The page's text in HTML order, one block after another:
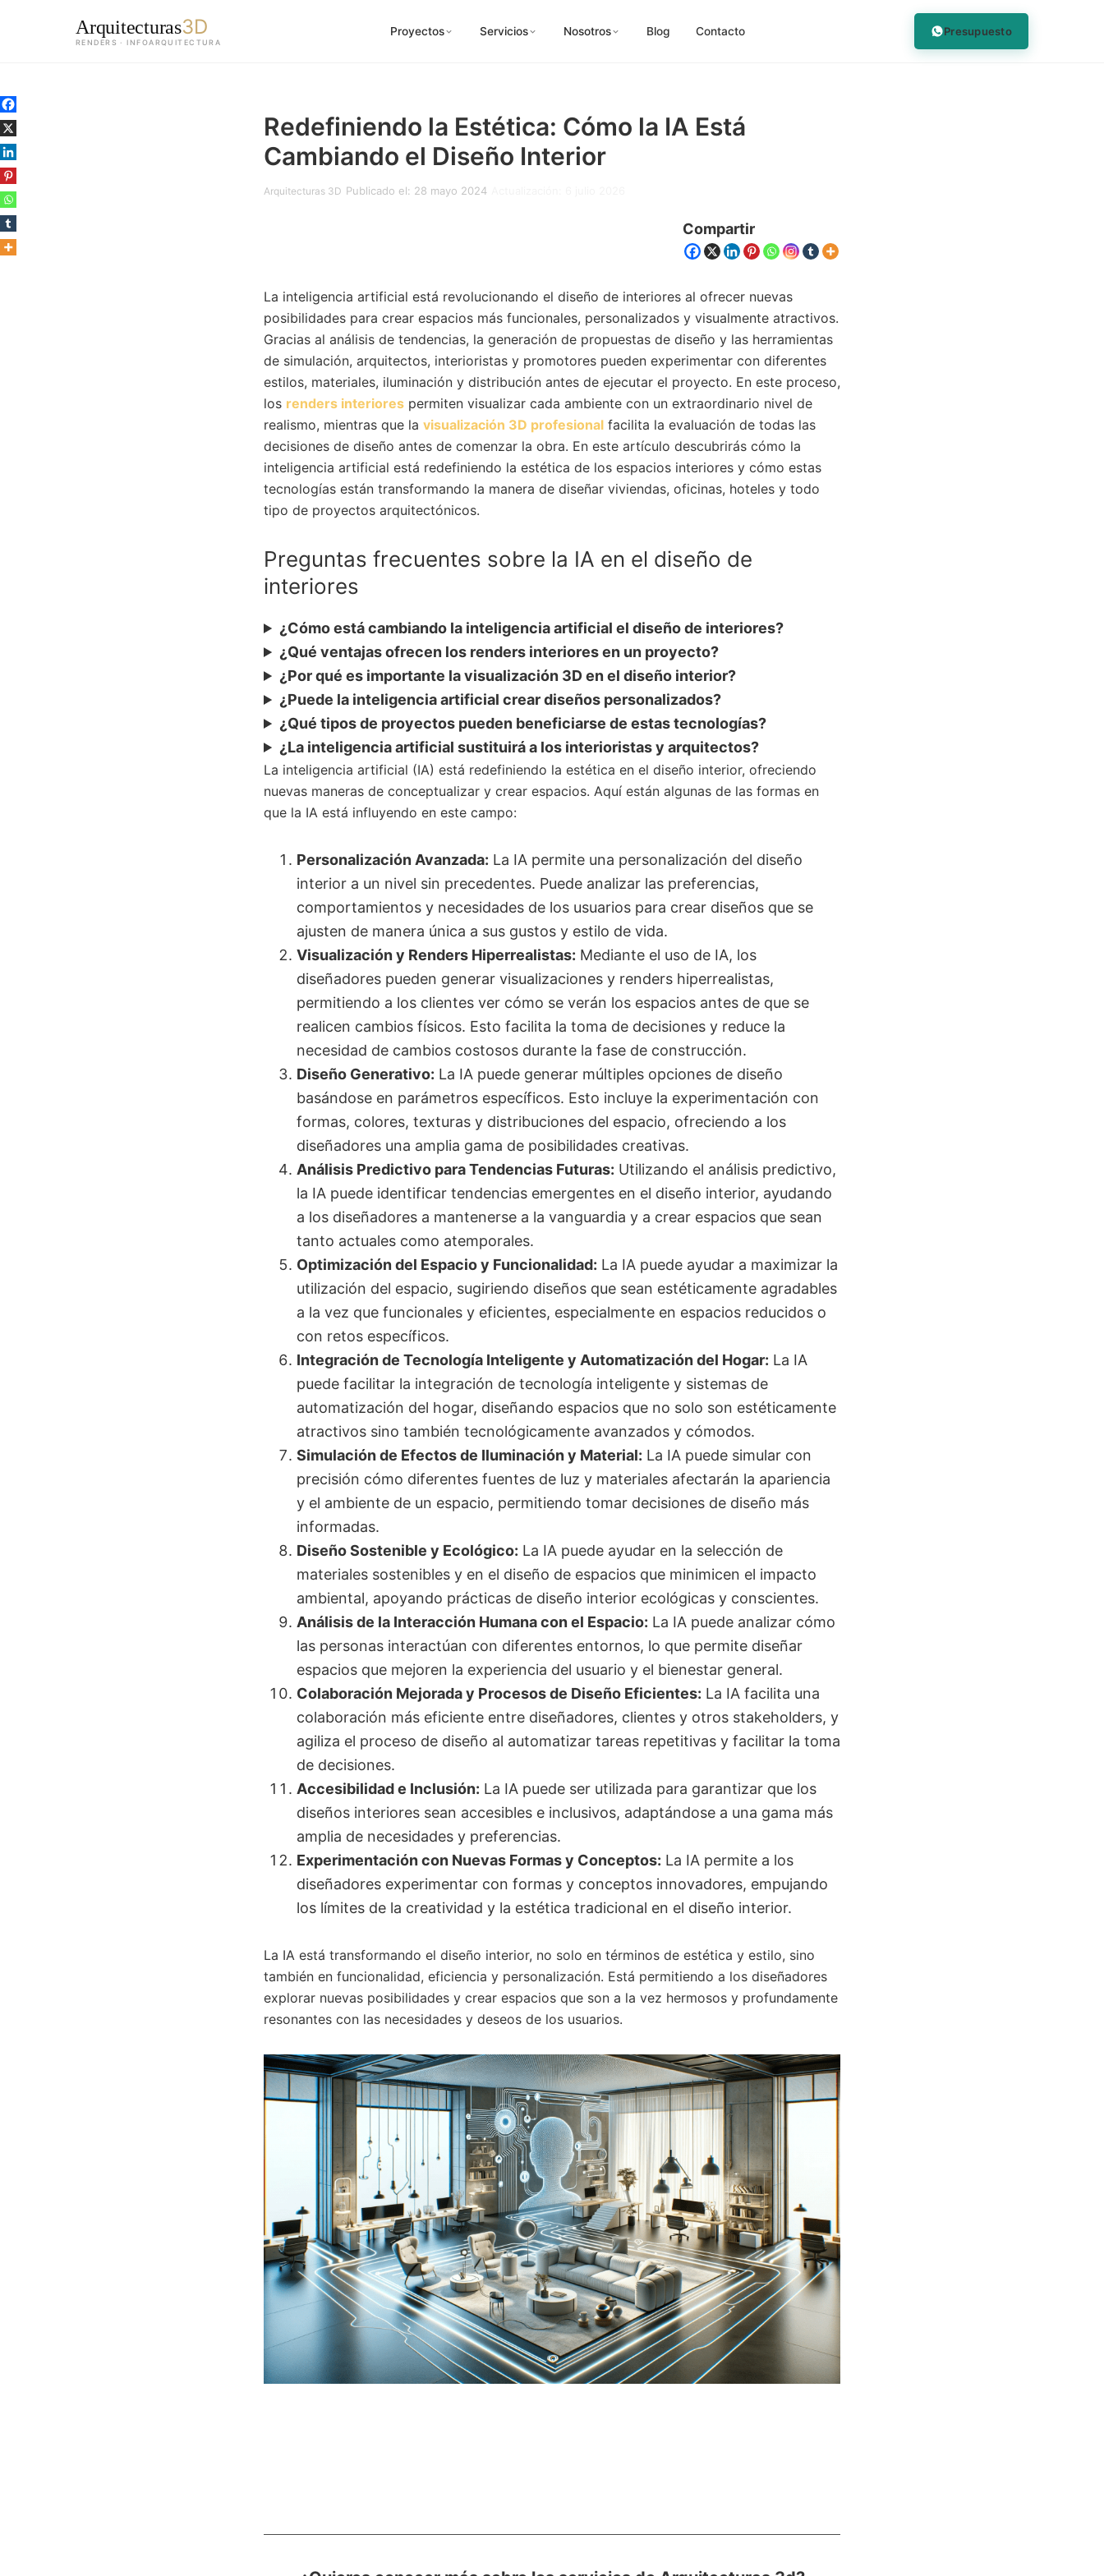
Arquitecturas3D
RENDERS · INFOARQUITECTURA
Proyectos Servicios Nosotros Blog Contacto Presupuesto
al
contenido
principal
Redefiniendo la Estética: Cómo la IA Está
Cambiando el Diseño Interior
Arquitecturas 3D Publicado el: 28 mayo 2024
Compartir
La inteligencia artificial está revolucionando el diseño de interiores al ofrecer nuevas
posibilidades para crear espacios más funcionales, personalizados y visualmente atractivos.
Gracias al análisis de tendencias, la generación de propuestas de diseño y las herramientas
de simulación, arquitectos, interioristas y promotores pueden experimentar con diferentes
estilos, materiales, iluminación y distribución antes de ejecutar el proyecto. En este proceso,
los renders interiores permiten visualizar cada ambiente con un extraordinario nivel de
realismo, mientras que la visualización 3D profesional facilita la evaluación de todas las
decisiones de diseño antes de comenzar la obra. En este artículo descubrirás cómo la
inteligencia artificial está redefiniendo la estética de los espacios interiores y cómo estas
tecnologías están transformando la manera de diseñar viviendas, oficinas, hoteles y todo
tipo de proyectos arquitectónicos.
Preguntas frecuentes sobre la IA en el diseño de
interiores
¿Cómo está cambiando la inteligencia artificial el diseño de interiores?
¿Qué ventajas ofrecen los renders interiores en un proyecto?
¿Por qué es importante la visualización 3D en el diseño interior?
¿Puede la inteligencia artificial crear diseños personalizados?
¿Qué tipos de proyectos pueden beneficiarse de estas tecnologías?
¿La inteligencia artificial sustituirá a los interioristas y arquitectos?
La inteligencia artificial (IA) está redefiniendo la estética en el diseño interior, ofreciendo
nuevas maneras de conceptualizar y crear espacios. Aquí están algunas de las formas en
que la IA está influyendo en este campo:
Personalización Avanzada: La IA permite una personalización del diseño
interior a un nivel sin precedentes. Puede analizar las preferencias,
comportamientos y necesidades de los usuarios para crear diseños que se
ajusten de manera única a sus gustos y estilo de vida.
Visualización y Renders Hiperrealistas: Mediante el uso de IA, los
diseñadores pueden generar visualizaciones y renders hiperrealistas,
permitiendo a los clientes ver cómo se verán los espacios antes de que se
realicen cambios físicos. Esto facilita la toma de decisiones y reduce la
necesidad de cambios costosos durante la fase de construcción.
Diseño Generativo: La IA puede generar múltiples opciones de diseño
basándose en parámetros específicos. Esto incluye la experimentación con
formas, colores, texturas y distribuciones del espacio, ofreciendo a los
diseñadores una amplia gama de posibilidades creativas.
Análisis Predictivo para Tendencias Futuras: Utilizando el análisis predictivo,
la IA puede identificar tendencias emergentes en el diseño interior, ayudando
a los diseñadores a mantenerse a la vanguardia y a crear espacios que sean
tanto actuales como atemporales.
Optimización del Espacio y Funcionalidad: La IA puede ayudar a maximizar la
utilización del espacio, sugiriendo diseños que sean estéticamente agradables
a la vez que funcionales y eficientes, especialmente en espacios reducidos o
con retos específicos.
Integración de Tecnología Inteligente y Automatización del Hogar: La IA
puede facilitar la integración de tecnología inteligente y sistemas de
automatización del hogar, diseñando espacios que no solo son estéticamente
atractivos sino también tecnológicamente avanzados y cómodos.
Simulación de Efectos de Iluminación y Material: La IA puede simular con
precisión cómo diferentes fuentes de luz y materiales afectarán la apariencia
y el ambiente de un espacio, permitiendo tomar decisiones de diseño más
informadas.
Diseño Sostenible y Ecológico: La IA puede ayudar en la selección de
materiales sostenibles y en el diseño de espacios que minimicen el impacto
ambiental, apoyando prácticas de diseño interior ecológicas y conscientes.
Análisis de la Interacción Humana con el Espacio: La IA puede analizar cómo
las personas interactúan con diferentes entornos, lo que permite diseñar
espacios que mejoren la experiencia del usuario y el bienestar general.
Colaboración Mejorada y Procesos de Diseño Eficientes: La IA facilita una
colaboración más eficiente entre diseñadores, clientes y otros stakeholders, y
agiliza el proceso de diseño al automatizar tareas repetitivas y facilitar la toma
de decisiones.
Accesibilidad e Inclusión: La IA puede ser utilizada para garantizar que los
diseños interiores sean accesibles e inclusivos, adaptándose a una gama más
amplia de necesidades y preferencias.
Experimentación con Nuevas Formas y Conceptos: La IA permite a los
diseñadores experimentar con formas y conceptos innovadores, empujando
los límites de la creatividad y la estética tradicional en el diseño interior.
La IA está transformando el diseño interior, no solo en términos de estética y estilo, sino
también en funcionalidad, eficiencia y personalización. Está permitiendo a los diseñadores
explorar nuevas posibilidades y crear espacios que son a la vez hermosos y profundamente
resonantes con las necesidades y deseos de los usuarios.